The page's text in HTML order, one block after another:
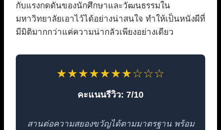
กับแรงกดดันของนักศึกษาและวัฒนธรรมใน
มหาวิทยาลัยเอาไว้ได้อย่างน่าสนใจ ทำให้เป็นหนังผีที่
มีมิติมากกว่าแค่ความน่ากลัวเพียงอย่างเดียว
★★★★★★★☆☆☆
คะแนนรีวิว: 7/10
สานต่อความสยองขวัญได้ตามมาตรฐาน พร้อม